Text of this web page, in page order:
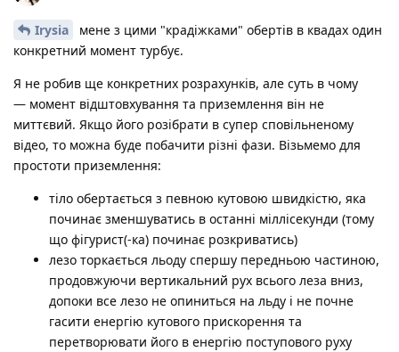
Irysia
мене з цими "крадіжками" обертів в квадах один
конкретний момент турбує.
Я не робив ще конкретних розрахунків, але суть в чому
— момент відштовхування та приземлення він не
миттєвий. Якщо його розібрати в супер сповільненому
відео, то можна буде побачити різні фази. Візьмемо для
простоти приземлення:
тіло обертається з певною кутовою швидкістю, яка
починає зменшуватись в останні міллісекунди (тому
що фігурист(-ка) починає розкриватись)
лезо торкається льоду спершу передньою частиною,
продовжуючи вертикальний рух всього леза вниз,
допоки все лезо не опиниться на льду і не почне
гасити енергію кутового прискорення та
перетворювати його в енергію поступового руху